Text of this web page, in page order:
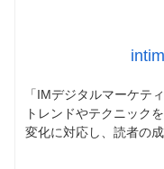
「IMデジタルマーケテ
トレンドやテクニック
変化に対応し、読者の